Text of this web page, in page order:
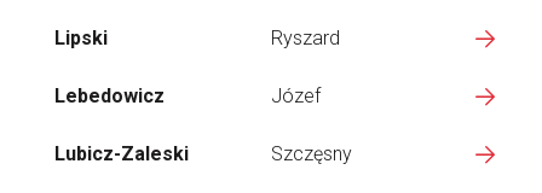
Lipski Ryszard
Lebedowicz Józef
Lubicz-Zaleski Szczęsny